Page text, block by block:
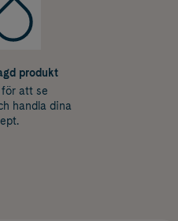
produkt
för att se
handla dina